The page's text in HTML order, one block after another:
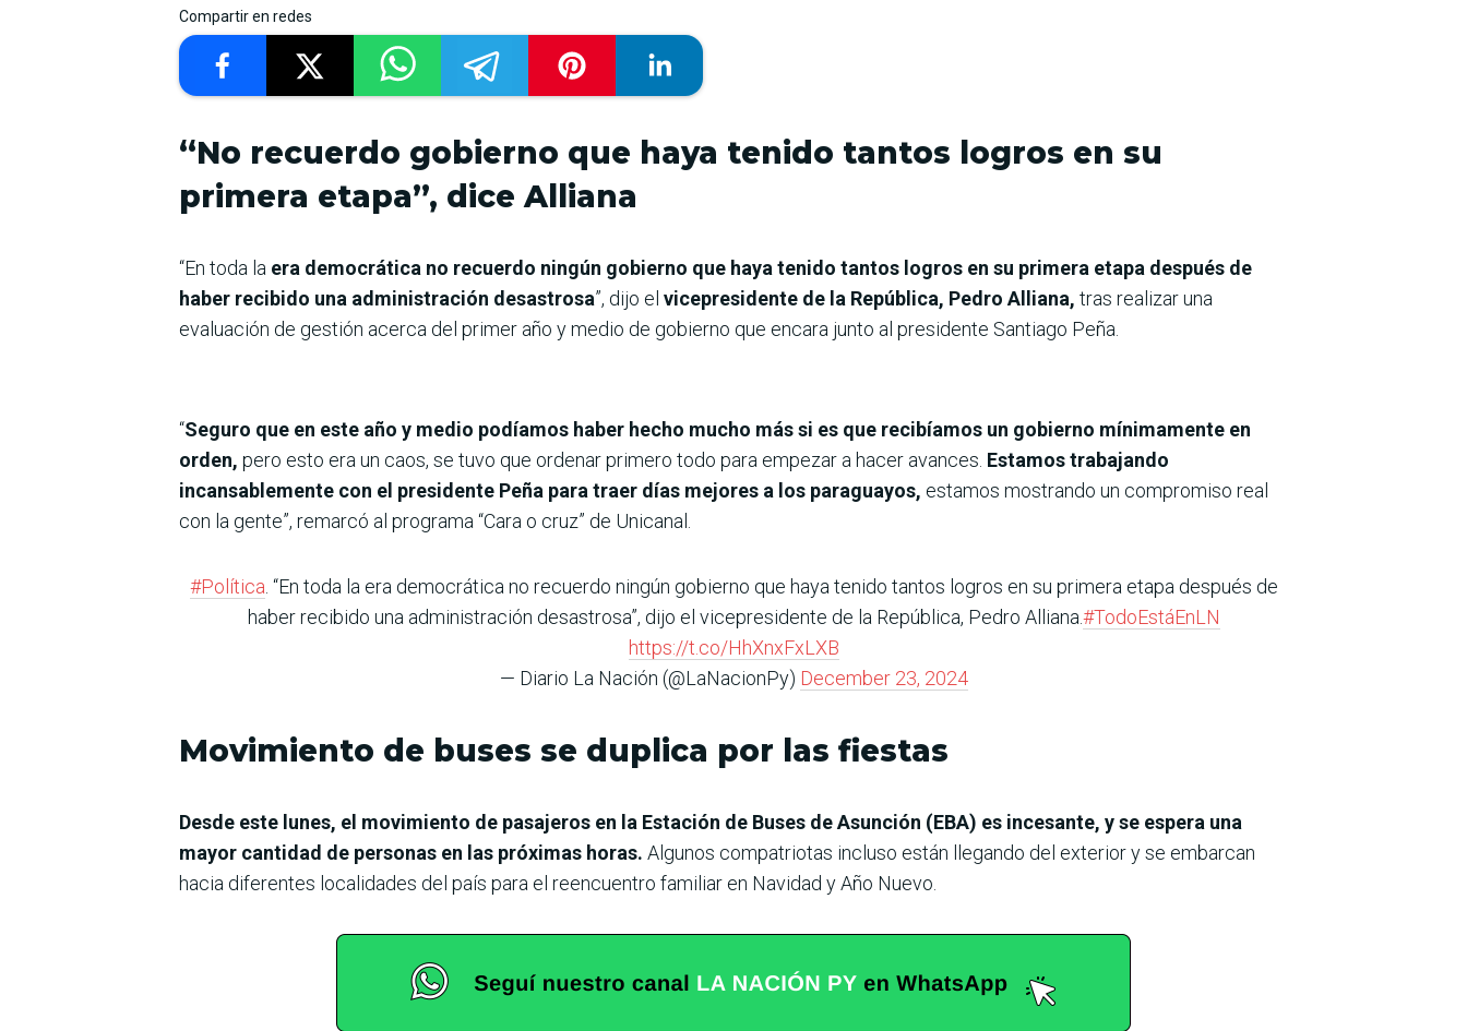
Compartir en redes
“No recuerdo gobierno que haya tenido tantos logros en su
primera etapa”, dice Alliana
“En toda la era democrática no recuerdo ningún gobierno que haya tenido tantos logros en su primera etapa después de
haber recibido una administración desastrosa”, dijo el vicepresidente de la República, Pedro Alliana, tras realizar una
evaluación de gestión acerca del primer año y medio de gobierno que encara junto al presidente Santiago Peña.
“Seguro que en este año y medio podíamos haber hecho mucho más si es que recibíamos un gobierno mínimamente en
orden, pero esto era un caos, se tuvo que ordenar primero todo para empezar a hacer avances. Estamos trabajando
incansablemente con el presidente Peña para traer días mejores a los paraguayos, estamos mostrando un compromiso real
con la gente”, remarcó al programa “Cara o cruz” de Unicanal.
#Política . “En toda la era democrática no recuerdo ningún gobierno que haya tenido tantos logros en su primera etapa después de
haber recibido una administración desastrosa”, dijo el vicepresidente de la República, Pedro Alliana.#TodoEstáEnLN
https://t.co/HhXnxFxLXB
— Diario La Nación (@LaNacionPy) December 23, 2024
Movimiento de buses se duplica por las fiestas
Desde este lunes, el movimiento de pasajeros en la Estación de Buses de Asunción (EBA) es incesante, y se espera una
mayor cantidad de personas en las próximas horas. Algunos compatriotas incluso están llegando del exterior y se embarcan
hacia diferentes localidades del país para el reencuentro familiar en Navidad y Año Nuevo.